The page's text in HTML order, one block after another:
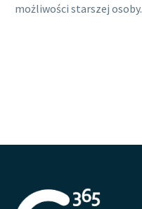
możliwości starszej osoby.